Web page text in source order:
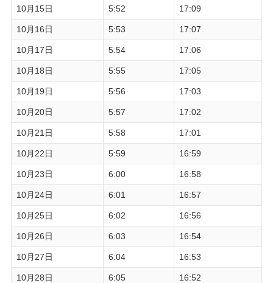
10月15日 5:52 17:09
10月16日 5:53 17:07
10月17日 5:54 17:06
10月18日 5:55 17:05
10月19日 5:56 17:03
10月20日 5:57 17:02
10月21日 5:58 17:01
10月22日 5:59 16:59
10月23日 6:00 16:58
10月24日 6:01 16:57
10月25日 6:02 16:56
10月26日 6:03 16:54
10月27日 6:04 16:53
10月28日 6:05 16:52